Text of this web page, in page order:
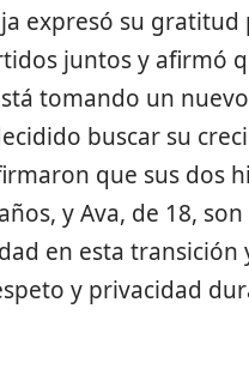
expresó su gratitud
juntos y afirmó
tomando un
buscar su
que sus dos
y Ava, de 18, son
en esta transición
y privacidad